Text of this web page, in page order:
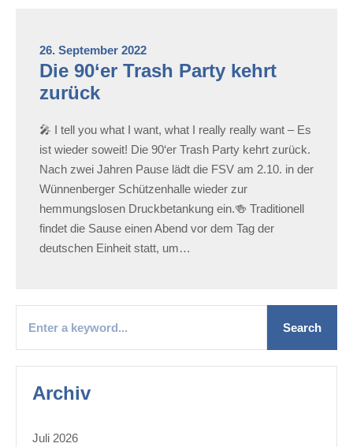
26. September 2022
Die 90‘er Trash Party kehrt
zurück
🎤 I tell you what I want, what I really really want – Es
ist wieder soweit! Die 90‘er Trash Party kehrt zurück.
Nach zwei Jahren Pause lädt die FSV am 2.10. in der
Wünnenberger Schützenhalle wieder zur
hemmungslosen Druckbetankung ein.🍻 Traditionell
findet die Sause einen Abend vor dem Tag der
deutschen Einheit statt, um…
Archiv
Juli 2026